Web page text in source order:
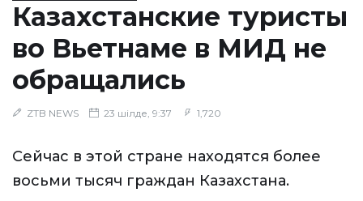
Казахстанские туристы
во Вьетнаме в МИД не
обращались
ZTB NEWS 23 шілде, 9:37 1,720
Сейчас в этой стране находятся более
восьми тысяч граждан Казахстана.